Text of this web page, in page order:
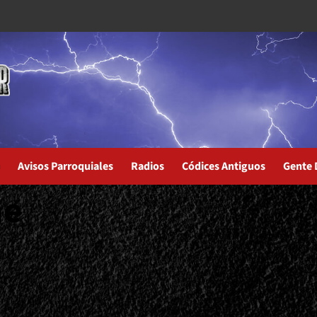
Avisos Parroquiales Radios Códices Antiguos Gente